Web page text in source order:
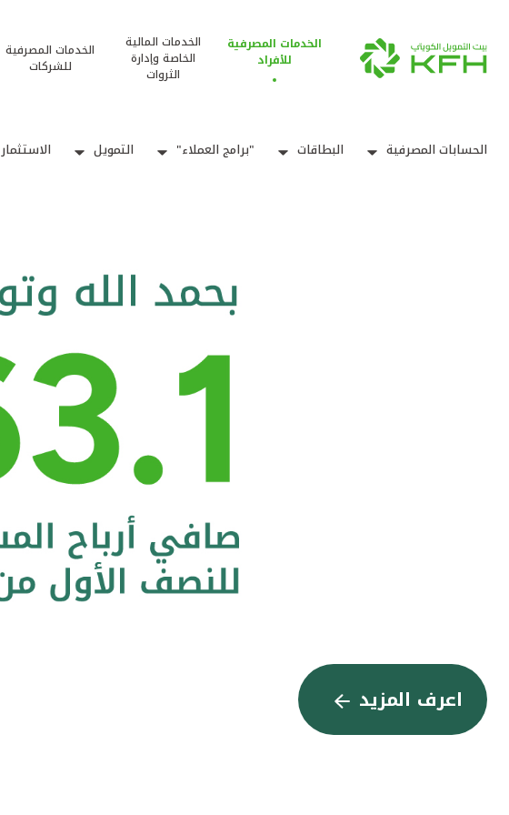
الخدمات المصرفية
للأفراد
الخدمات المالية
الخاصة وإدارة
الثروات
الخدمات المصرفية
للشركات
الحسابات المصرفية البطاقات "برامج العملاء" التمويل الاستثمار
اعرف المزيد